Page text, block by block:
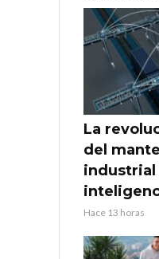
La
del
industrial
Hace 13 horas